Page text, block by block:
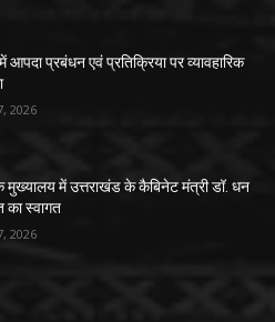
आपदा प्रबंधन एवं प्रतिक्रिया पर व्यावहारिक
2026
मुख्यालय में उत्तराखंड के कैबिनेट मंत्री डॉ. धन
का स्वागत
2026